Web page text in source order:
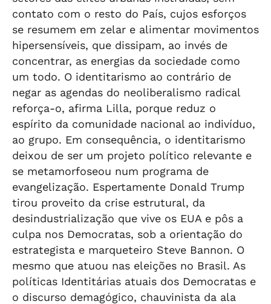
contato com o resto do País, cujos esforços
se resumem em zelar e alimentar movimentos
hipersensíveis, que dissipam, ao invés de
concentrar, as energias da sociedade como
um todo. O identitarismo ao contrário de
negar as agendas do neoliberalismo radical
reforça-o, afirma Lilla, porque reduz o
espírito da comunidade nacional ao indivíduo,
ao grupo. Em consequência, o identitarismo
deixou de ser um projeto político relevante e
se metamorfoseou num programa de
evangelização. Espertamente Donald Trump
tirou proveito da crise estrutural, da
desindustrialização que vive os EUA e pôs a
culpa nos Democratas, sob a orientação do
estrategista e marqueteiro Steve Bannon. O
mesmo que atuou nas eleições no Brasil. As
políticas Identitárias atuais dos Democratas e
o discurso demagógico, chauvinista da ala